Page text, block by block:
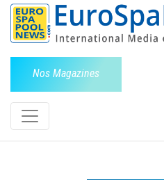
Nos Magazines